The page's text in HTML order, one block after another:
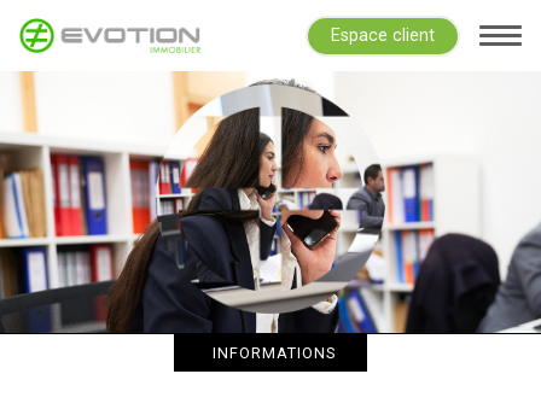
Espace client
INFORMATIONS